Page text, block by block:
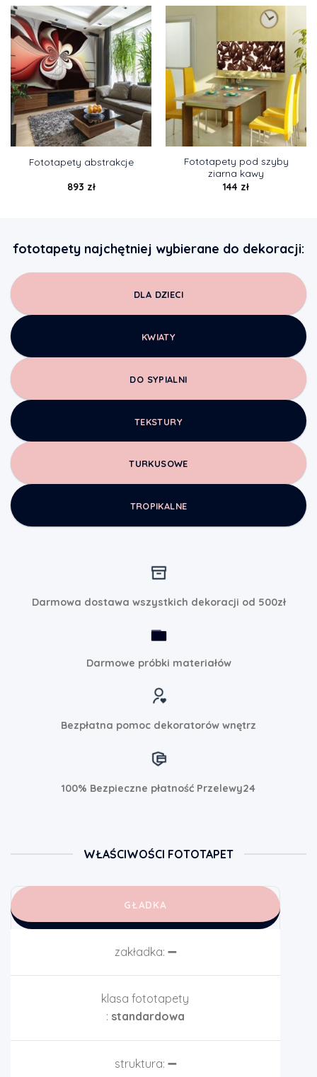
Fototapety abstrakcje
893 zł
Fototapety pod szyby
ziarna kawy
144 zł
fototapety najchętniej wybierane do dekoracji:
DLA DZIECI
KWIATY
DO SYPIALNI
TEKSTURY
TURKUSOWE
TROPIKALNE
Darmowa dostawa wszystkich dekoracji od 500zł
Darmowe próbki materiałów
Bezpłatna pomoc dekoratorów wnętrz
100% Bezpieczne płatność Przelewy24
WŁAŚCIWOŚCI FOTOTAPET
GŁADKA
zakładka: ➖
klasa fototapety
: standardowa
struktura: ➖